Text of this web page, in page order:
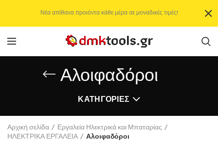
Αλοιφαδόροι
ΚΑΤΗΓΟΡΊΕΣ
Αρχική σελίδα
Εργαλεία Ηλεκτρικά και Μπαταρίας
ΗΛΕΚΤΡΙΚΑ ΕΡΓΑΛΕΙΑ
Αλοιφαδόροι
Νέα απίθανα προιόντα κάθε μέρα σε μοναδικές τιμές!